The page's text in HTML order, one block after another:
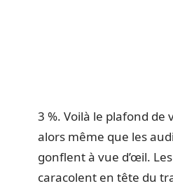
3 %. Voilà le plafond de
alors même que les
gonflent à vue d’œil.
caracolent en tête du